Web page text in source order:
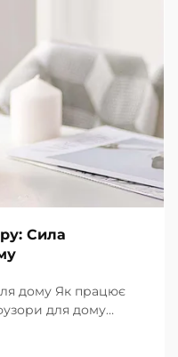
Сила
дому Як працює
для дому